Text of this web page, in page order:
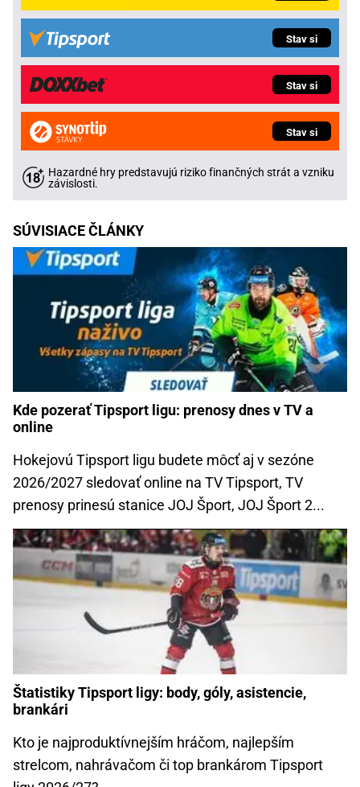
Stav si
Stav si
Stav si
Hazardné hry predstavujú riziko finančných strát a vzniku
závislosti.
SÚVISIACE ČLÁNKY
Kde pozerať Tipsport ligu: prenosy dnes v TV a
online
Hokejovú Tipsport ligu budete môcť aj v sezóne
2026/2027 sledovať online na TV Tipsport, TV
prenosy prinesú stanice JOJ Šport, JOJ Šport 2...
Štatistiky Tipsport ligy: body, góly, asistencie,
brankári
Kto je najproduktívnejším hráčom, najlepším
strelcom, nahrávačom či top brankárom Tipsport